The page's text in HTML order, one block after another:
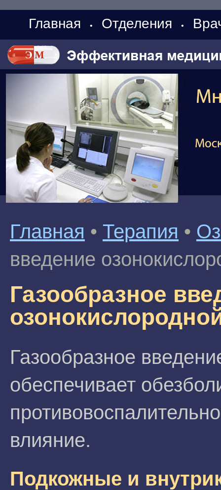
Главная • Отделения •
Главная • Терапия •
введение
Газообразное
Газообразное
обеспечивает
влияние.
Подкожные и